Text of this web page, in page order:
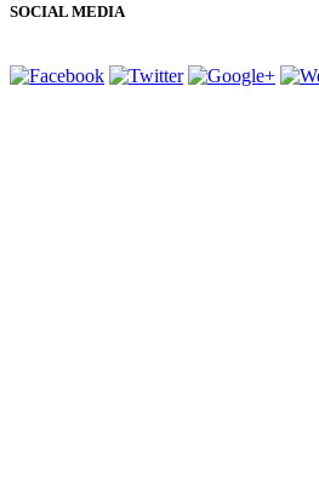
SOCIAL MEDIA